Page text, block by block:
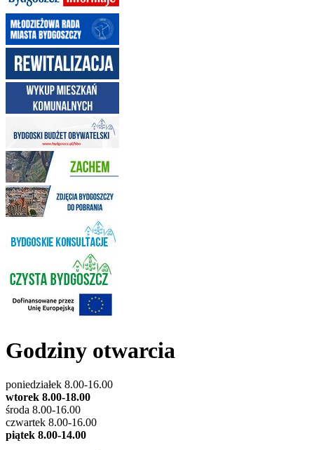
Godziny otwarcia
poniedziałek 8.00-16.00
wtorek 8.00-18.00
środa 8.00-16.00
czwartek 8.00-16.00
piątek 8.00-14.00